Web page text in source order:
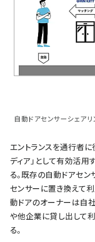
自動ドアセンサーシェア
エントランスを通行者
ディア」として有効活用
る。既存の自動ドアセ
センサーに置き換えて
動ドアのオーナーは自
や他企業に貸し出して
る。